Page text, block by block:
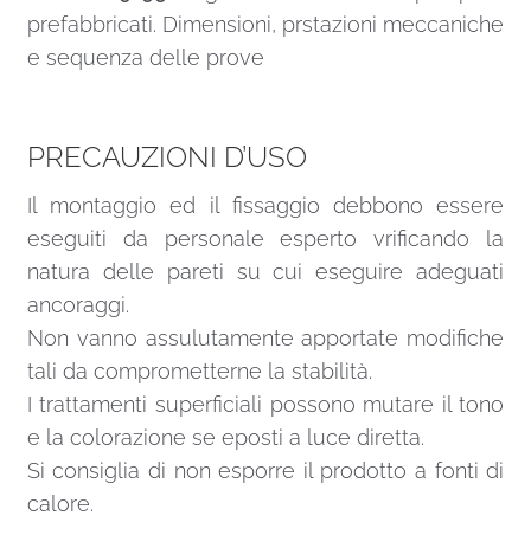
prefabbricati. Dimensioni, prstazioni meccaniche
e sequenza delle prove
PRECAUZIONI D’USO
Il montaggio ed il fissaggio debbono essere
eseguiti da personale esperto vrificando la
natura delle pareti su cui eseguire adeguati
ancoraggi.
Non vanno assulutamente apportate modifiche
tali da comprometterne la stabilità.
I trattamenti superficiali possono mutare il tono
e la colorazione se eposti a luce diretta.
Si consiglia di non esporre il prodotto a fonti di
calore.